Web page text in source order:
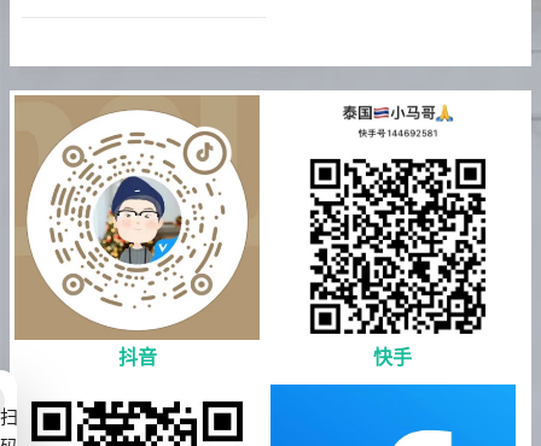
抖音 快手
扫